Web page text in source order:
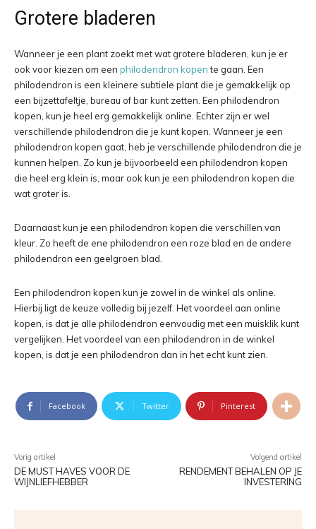
Grotere bladeren
Wanneer je een plant zoekt met wat grotere bladeren, kun je er
ook voor kiezen om een philodendron kopente gaan. Een
philodendron is een kleinere subtiele plant die je gemakkelijk op
een bijzettafeltje, bureau of bar kunt zetten. Een philodendron
kopen, kun je heel erg gemakkelijk online. Echter zijn er wel
verschillende philodendron die je kunt kopen. Wanneer je een
philodendron kopen gaat, heb je verschillende philodendron die je
kunnen helpen. Zo kun je bijvoorbeeld een philodendron kopen
die heel erg klein is, maar ook kun je een philodendron kopen die
wat groter is.
Daarnaast kun je een philodendron kopen die verschillen van
kleur. Zo heeft de ene philodendron een roze blad en de andere
philodendron een geelgroen blad.
Een philodendron kopen kun je zowel in de winkel als online.
Hierbij ligt de keuze volledig bij jezelf. Het voordeel aan online
kopen, is dat je alle philodendron eenvoudig met een muisklik kunt
vergelijken. Het voordeel van een philodendron in de winkel
kopen, is dat je een philodendron dan in het echt kunt zien.
Facebook Twitter Pinterest
Vorig artikel
DE MUST HAVES VOOR DE
WIJNLIEFHEBBER
Volgend artikel
RENDEMENT BEHALEN OP JE
INVESTERING